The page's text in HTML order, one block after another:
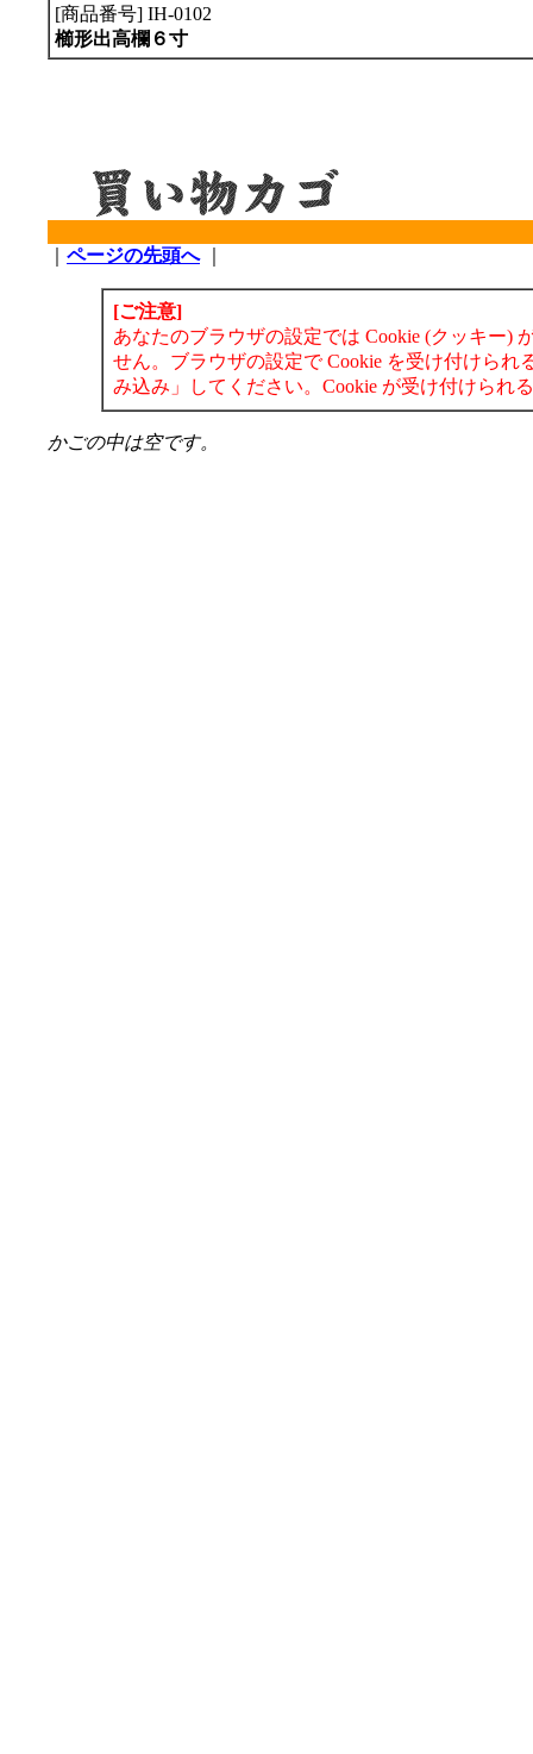
[商品番号] IH-0102
櫛形出高欄６寸
ページの先頭へ｜
[ご注意]
あなたのブラウザの設定では Cookie (クッキー)
せん。ブラウザの設定で Cookie を受け付けら
み込み」してください。Cookie が受け付けられ
かごの中は空です。